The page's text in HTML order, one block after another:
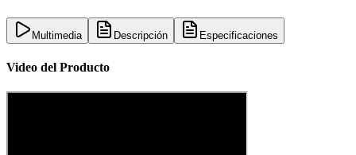
Multimedia Descripción Especificaciones
Video del Producto